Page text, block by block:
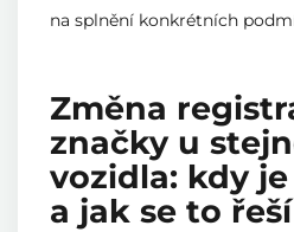
na splnění konkrétních
Změna
značky u
vozidla: kdy
a jak se to řeší